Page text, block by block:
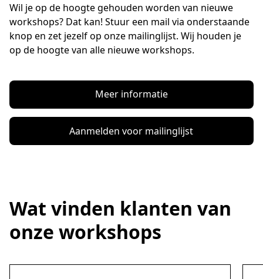
Wil je op de hoogte gehouden worden van nieuwe
workshops? Dat kan! Stuur een mail via onderstaande
knop en zet jezelf op onze mailinglijst. Wij houden je
op de hoogte van alle nieuwe workshops.
Meer informatie
Aanmelden voor mailinglijst
Wat vinden klanten van
onze workshops